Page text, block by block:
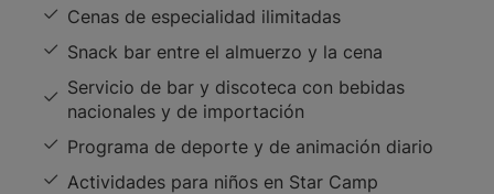
Cenas de especialidad ilimitadas
Snack bar entre el almuerzo y la cena
Servicio de bar y discoteca con bebidas
nacionales y de importación
Programa de deporte y de animación diario
Actividades para niños en Star Camp